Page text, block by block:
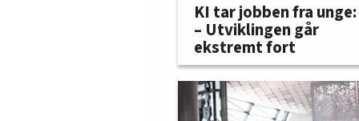
KI tar jobben fra unge:
– Utviklingen går
ekstremt fort